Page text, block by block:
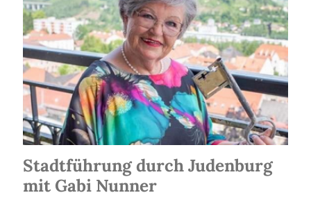
Stadtführung durch Judenburg
mit Gabi Nunner